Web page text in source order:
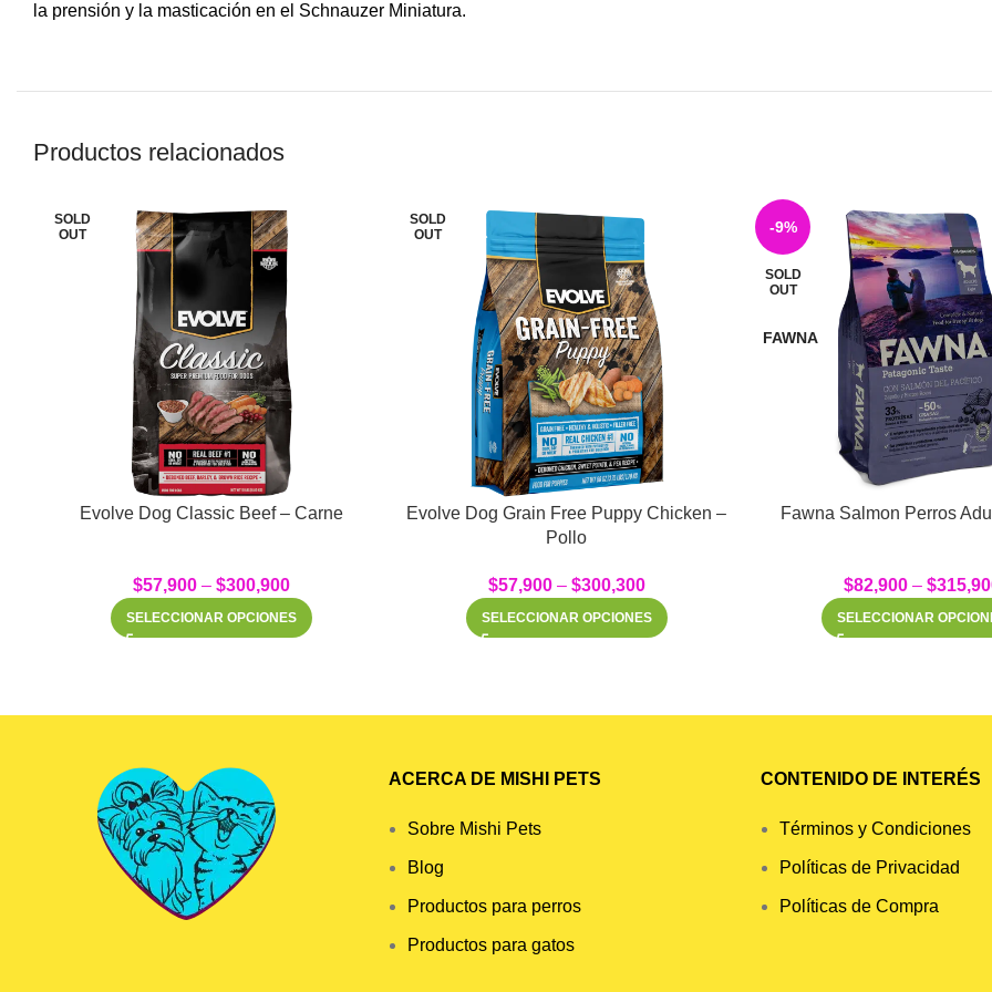
la prensión y la masticación en el Schnauzer Miniatura.
Productos relacionados
SOLD
OUT
Evolve Dog Classic Beef – Carne
$57,900– $300,900
SELECCIONAR OPCIONES
SOLD
OUT
Evolve Dog Grain Free Puppy Chicken –
Pollo
$57,900– $300,300
SELECCIONAR OPCIONES
-9%
SOLD
OUT
FAWNA
Fawna Salmon Perros
$82,900– $
SELECCIONAR
ACERCA DE MISHI PETS
Sobre Mishi Pets
Blog
Productos para perros
Productos para gatos
CONTENIDO DE INTERÉS
Términos y Condiciones
Políticas de Privacidad
Políticas de Compra